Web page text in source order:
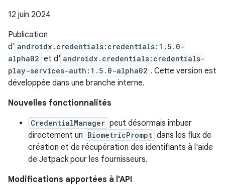
12 juin 2024
Publication
d' androidx.credentials:credentials:1.5.0-
alpha02 et d' androidx.credentials:credentials-
play-services-auth:1.5.0-alpha02 . Cette version est
développée dans une branche interne.
Nouvelles fonctionnalités
CredentialManager peut désormais imbuer
directement un BiometricPrompt dans les flux de
création et de récupération des identifiants à l'aide
de Jetpack pour les fournisseurs.
Modifications apportées à l'API